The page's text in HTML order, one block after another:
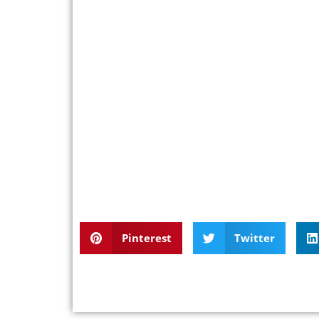
Pinterest Twitter